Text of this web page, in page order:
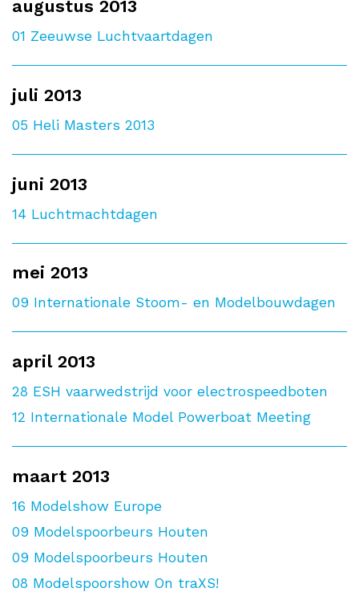
augustus 2013
01 Zeeuwse Luchtvaartdagen
juli 2013
05 Heli Masters 2013
juni 2013
14 Luchtmachtdagen
mei 2013
09 Internationale Stoom- en Modelbouwdagen
april 2013
28 ESH vaarwedstrijd voor electrospeedboten
12 Internationale Model Powerboat Meeting
maart 2013
16 Modelshow Europe
09 Modelspoorbeurs Houten
09 Modelspoorbeurs Houten
08 Modelspoorshow On traXS!